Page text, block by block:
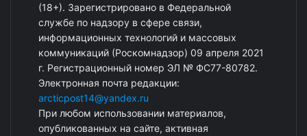
(18+). Зарегистрировано в Федеральной
службе по надзору в сфере связи,
информационных технологий и массовых
коммуникаций (Роскомнадзор) 09 апреля 2021
г. Регистрационный номер ЭЛ № ФС77-80782.
Электронная почта редакции:
arcticpost14@yandex.ru
При любом использовании материалов,
опубликованных на сайте, активная